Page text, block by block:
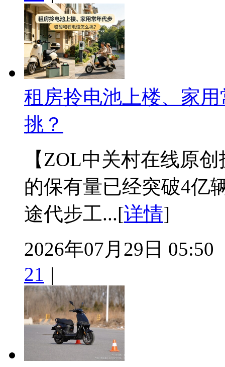
租房拎电池上楼、家
挑？
【ZOL中关村在线原
的保有量已经突破4亿
途代步工...[详情]
2026年07月29日 05:50
21 |